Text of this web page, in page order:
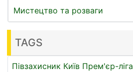
Мистецтво та розваги
TAGS
Півзахисник Київ Прем'єр-ліга